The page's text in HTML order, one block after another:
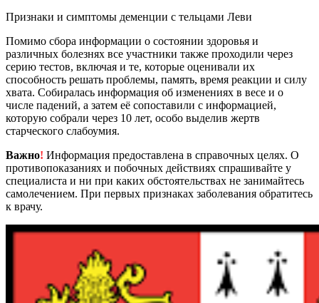
Признаки и симптомы деменции с тельцами Леви
Помимо сбора информации о состоянии здоровья и
различных болезнях все участники также проходили через
серию тестов, включая и те, которые оценивали их
способность решать проблемы, память, время реакции и силу
хвата. Собиралась информация об изменениях в весе и о
числе падений, а затем её сопоставили с информацией,
которую собрали через 10 лет, особо выделив жертв
старческого слабоумия.
Важно! Информация предоставлена в справочных целях. О
противопоказаниях и побочных действиях спрашивайте у
специалиста и ни при каких обстоятельствах не занимайтесь
самолечением. При первых признаках заболевания обратитесь
к врачу.